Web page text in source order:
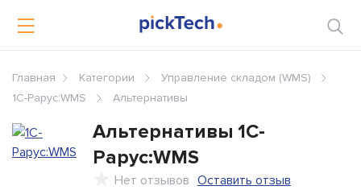
Главная Категории
Управление складом (WMS)
1С-Рарус:WMS
Альтернативы
Альтернативы 1С-
Рарус:WMS
Нет отзывов Оставить отзыв